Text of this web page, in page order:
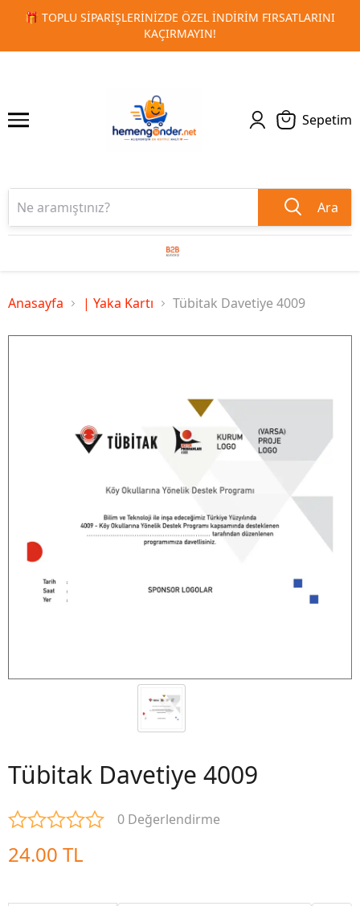
🚀 KURUMSAL PROMOSYON VE MATBAA
1 2
Sepetim
Ara
Anasayfa | Yaka Kartı Tübitak Davetiye 4009
Tübitak Davetiye 4009
0 Değerlendirme
24.00 TL